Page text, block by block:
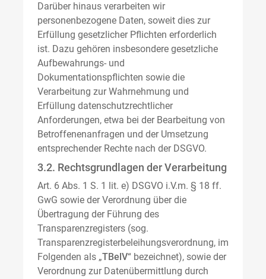
Darüber hinaus verarbeiten wir
personenbezogene Daten, soweit dies zur
Erfüllung gesetzlicher Pflichten erforderlich
ist. Dazu gehören insbesondere gesetzliche
Aufbewahrungs- und
Dokumentationspflichten sowie die
Verarbeitung zur Wahrnehmung und
Erfüllung datenschutzrechtlicher
Anforderungen, etwa bei der Bearbeitung von
Betroffenenanfragen und der Umsetzung
entsprechender Rechte nach der DSGVO.
3.2. Rechtsgrundlagen der Verarbeitung
Art. 6 Abs. 1 S. 1 lit. e) DSGVO i.V.m. § 18 ff.
GwG sowie der Verordnung über die
Übertragung der Führung des
Transparenzregisters (sog.
Transparenzregisterbeleihungsverordnung, im
Folgenden als „TBelV“ bezeichnet), sowie der
Verordnung zur Datenübermittlung durch